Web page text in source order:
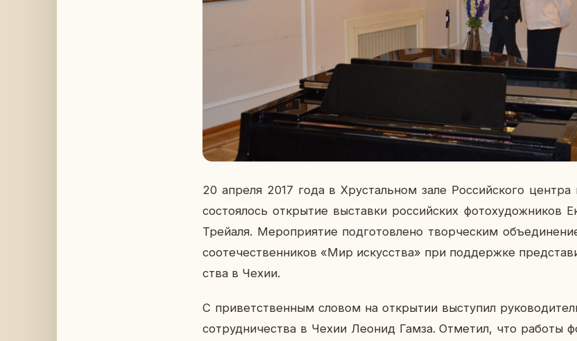
20 апреля 2017 года в Хру­сталь­ном зале Рос­сий­ско­го
со­сто­я­лось от­кры­тие вы­став­ки рос­сий­ских фо­то­ху­дож­ни­ков
Трей­а­ля. Ме­ро­при­я­тие под­го­тов­ле­но твор­че­ским
со­оте­че­ствен­ни­ков «Мир ис­кус­ства» при под­держ­ке
ства в Чехии.
С при­вет­ствен­ным словом на от­кры­тии вы­сту­пил
со­труд­ни­че­ства в Чехии Леонид Гамза. От­ме­тил, что работы